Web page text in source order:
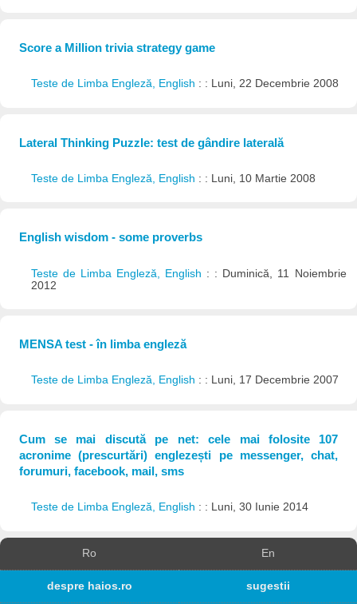
Score a Million trivia strategy game
Teste de Limba Engleză, English : : Luni, 22 Decembrie 2008
Lateral Thinking Puzzle: test de gândire laterală
Teste de Limba Engleză, English : : Luni, 10 Martie 2008
English wisdom - some proverbs
Teste de Limba Engleză, English : : Duminică, 11 Noiembrie
2012
MENSA test - în limba engleză
Teste de Limba Engleză, English : : Luni, 17 Decembrie 2007
Cum se mai discută pe net: cele mai folosite 107
acronime (prescurtări) englezești pe messenger, chat,
forumuri, facebook, mail, sms
Teste de Limba Engleză, English : : Luni, 30 Iunie 2014
Ro En
despre haios.ro sugestii